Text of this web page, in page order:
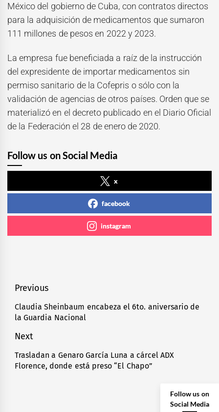
México del gobierno de Cuba, con contratos directos
para la adquisición de medicamentos que sumaron
111 millones de pesos en 2022 y 2023.
La empresa fue beneficiada a raíz de la instrucción
del expresidente de importar medicamentos sin
permiso sanitario de la Cofepris o sólo con la
validación de agencias de otros países. Orden que se
materializó en el decreto publicado en el Diario Oficial
de la Federación el 28 de enero de 2020.
Follow us on Social Media
x
facebook
instagram
Navegación
de
entradas
Previous
Previous
post:
Claudia Sheinbaum encabeza el 6to. aniversario de
la Guardia Nacional
Next
Next
post:
Trasladan a Genaro García Luna a cárcel ADX
Florence, donde está preso “El Chapo”
Follow us on
Social Media